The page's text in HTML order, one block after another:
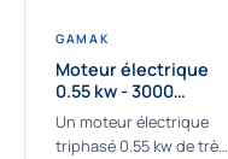
GAMAK
Moteur électrique
0.55 kw - 3000
Tr/min - 230/400V -
IE2
Un moteur électrique
triphasé 0.55 kw de très